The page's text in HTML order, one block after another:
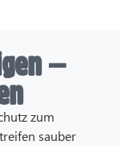
–
zum
sauber